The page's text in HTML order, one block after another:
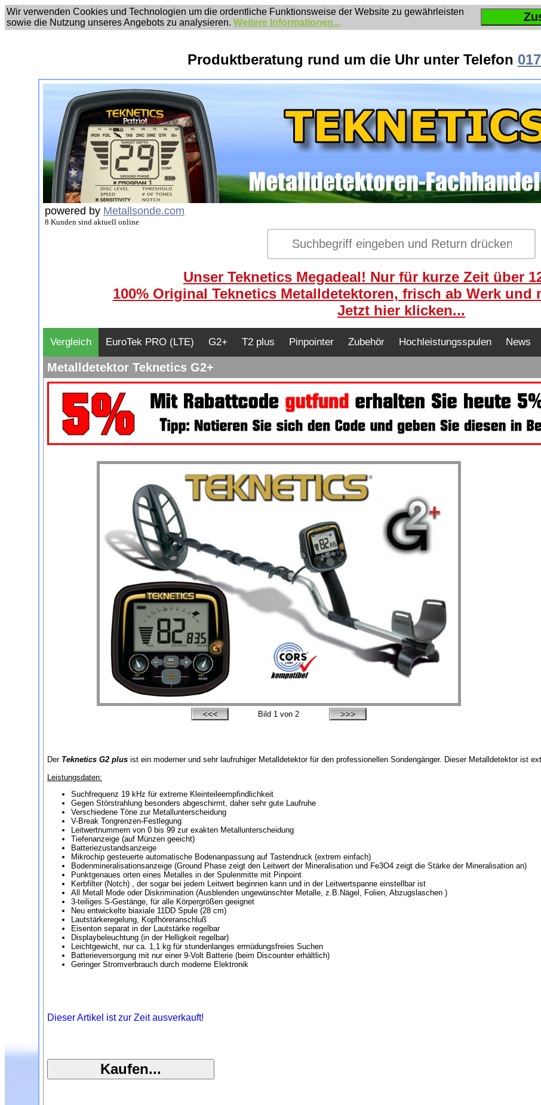
Wir verwenden Cookies und Technologien um die ordentliche Funktionsweise der Website zu gewährleisten
sowie die Nutzung unseres Angebots zu analysieren. Weitere Informationen...
Produktberatung rund um die Uhr unter Telefon
powered by Metallsonde.com
8 Kunden sind aktuell online
Unser Teknetics Megadeal! Nur für kurze Zeit über
100% Original Teknetics Metalldetektoren, frisch ab Werk und
Jetzt hier klicken...
Vergleich EuroTek PRO (LTE) G2+ T2 plus Pinpointer Zubehör Hochleistungsspulen News
Metalldetektor Teknetics G2+
Bild 1 von 2
Der Teknetics G2 plus ist ein moderner und sehr laufruhiger Metalldetektor für den professionellen Sondengänger. Dieser Metalldetektor ist
Leistungsdaten:
Suchfrequenz 19 kHz für extreme Kleinteileempfindlichkeit
Gegen Störstrahlung besonders abgeschirmt, daher sehr gute Laufruhe
Verschiedene Töne zur Metallunterscheidung
V-Break Tongrenzen-Festlegung
Leitwertnummern von 0 bis 99 zur exakten Metallunterscheidung
Tiefenanzeige (auf Münzen geeicht)
Batteriezustandsanzeige
Mikrochip gesteuerte automatische Bodenanpassung auf Tastendruck (extrem einfach)
Bodenmineralisationsanzeige (Ground Phase zeigt den Leitwert der Mineralisation und Fe3O4 zeigt die Stärke der Mineralisation an)
Punktgenaues orten eines Metalles in der Spulenmitte mit Pinpoint
Kerbfilter (Notch) , der sogar bei jedem Leitwert beginnen kann und in der Leitwertspanne einstellbar ist
All Metall Mode oder Diskrimination (Ausblenden ungewünschter Metalle, z.B.Nägel, Folien, Abzugslaschen )
3-teiliges S-Gestänge, für alle Körpergrößen geeignet
Neu entwickelte biaxiale 11DD Spule (28 cm)
Lautstärkeregelung, Kopfhöreranschluß
Eisenton separat in der Lautstärke regelbar
Displaybeleuchtung (in der Helligkeit regelbar)
Leichtgewicht, nur ca. 1,1 kg für stundenlanges ermüdungsfreies Suchen
Batterieversorgung mit nur einer 9-Volt Batterie (beim Discounter erhältlich)
Geringer Stromverbrauch durch moderne Elektronik
Dieser Artikel ist zur Zeit ausverkauft!